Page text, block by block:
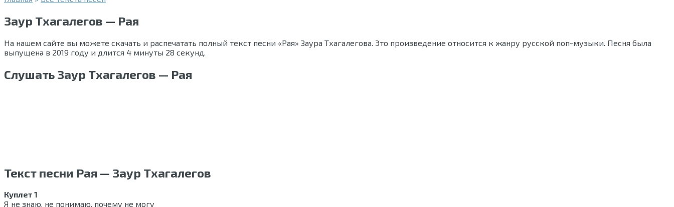
Заур Тхагалегов — Рая
На нашем сайте вы можете скачать и распечатать полный текст песни «Рая» Заура Тхагалегова. Это произведение относится к жанру русской поп-музыки. Песня была
выпущена в 2019 году и длится 4 минуты 28 секунд.
Слушать Заур Тхагалегов — Рая
Текст песни Рая — Заур Тхагалегов
Куплет 1
Я не знаю, не понимаю, почему не могу